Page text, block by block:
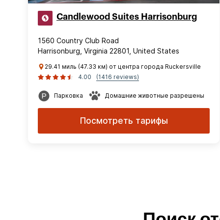
Candlewood Suites Harrisonburg
1560 Country Club Road
Harrisonburg, Virginia 22801, United States
29.41 миль (47.33 км) от центра города Ruckersville
4.00
(1416 reviews)
Парковка Домашние животные разрешены
Посмотреть тарифы